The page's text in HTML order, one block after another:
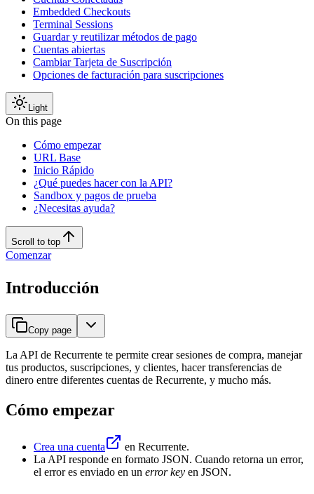
Embedded Checkouts
Terminal Sessions
Guardar y reutilizar métodos de pago
Cuentas abiertas
Cambiar Tarjeta de Suscripción
Opciones de facturación para suscripciones
Light
On this page
Cómo empezar
URL Base
Inicio Rápido
¿Qué puedes hacer con la API?
Sandbox y pagos de prueba
¿Necesitas ayuda?
Scroll to top
Comenzar
Introducción
Copy page
La API de Recurrente te permite crear sesiones de compra, manejar
tus productos, suscripciones, y clientes, hacer transferencias de
dinero entre diferentes cuentas de Recurrente, y mucho más.
Cómo empezar
Crea una cuenta
en Recurrente.
La API responde en formato JSON. Cuando retorna un error,
el error es enviado en un error key en JSON.